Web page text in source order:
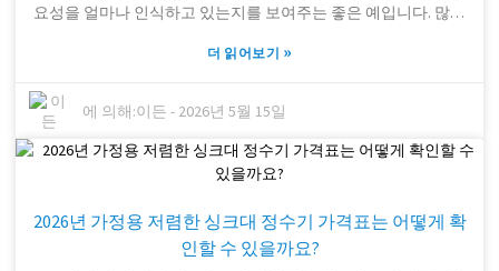
요성을 얼마나 인식하고 있는지를 보여주는 좋은 예입니다. 많은
인 혜택을 찾고 있습니다. 예를 들어 필터 패스트(Filter Fast) 쿠폰
필요한 제품을 저렴하게 구매할 수 있는 기회를 제공합니다. 하
지만 문제는 많은 구매자들이 필터가 자신의 시스템에 맞는지,
교체 주기는 얼마나 되는지와 같은 세부적인 사항을 간과한다는
것입니다. 이러한 실수로 인해 쿠폰으로 얻은 할인 혜택이 무의
제품을 얻는 최적의 균형점을 찾는 것은 결코 쉬운 일이 아닙니
다. 필터 패스트 쿠폰 같은 할인 혜택은 물론 좋지만, 필터 사양을
더 읽어보기 »
에 의해:이든 - 2026년 5월 15일
2026년 가정용 저렴한 싱크대 정수기 가격표는 어떻게 확
인할 수 있을까요?